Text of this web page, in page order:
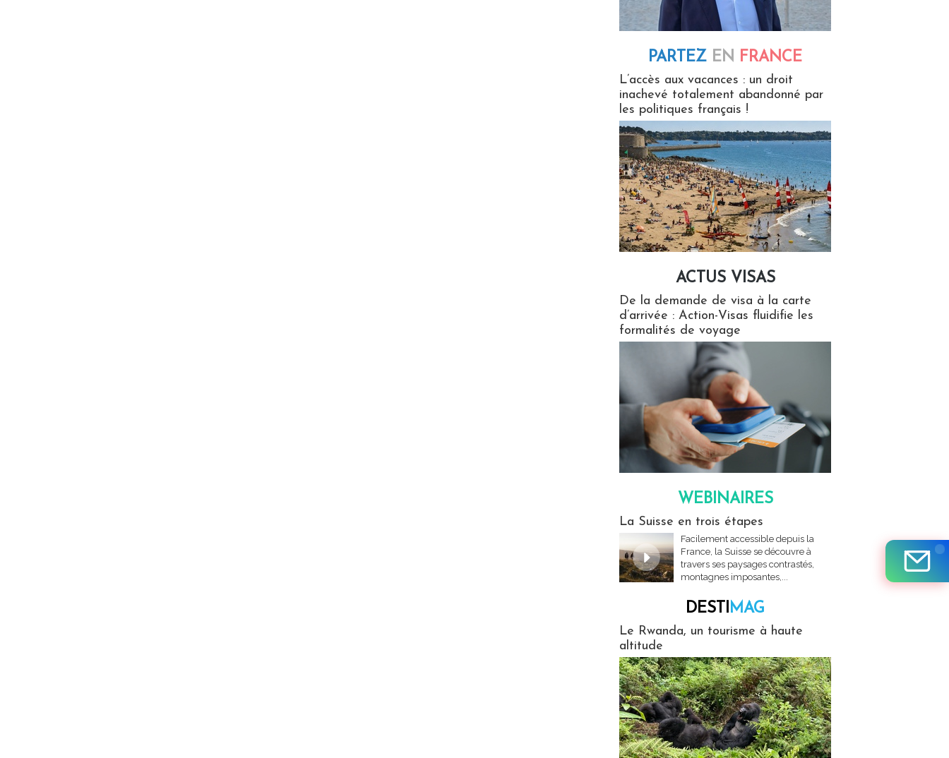
PARTEZ EN FRANCE
L’accès aux vacances : un droit
inachevé totalement abandonné par
les politiques français !
ACTUS VISAS
De la demande de visa à la carte
d’arrivée : Action-Visas fluidifie les
formalités de voyage
WEBINAIRES
La Suisse en trois étapes
Facilement accessible depuis la
France, la Suisse se découvre à
travers ses paysages contrastés,
montagnes imposantes,...
DESTIMAG
Le Rwanda, un tourisme à haute
altitude